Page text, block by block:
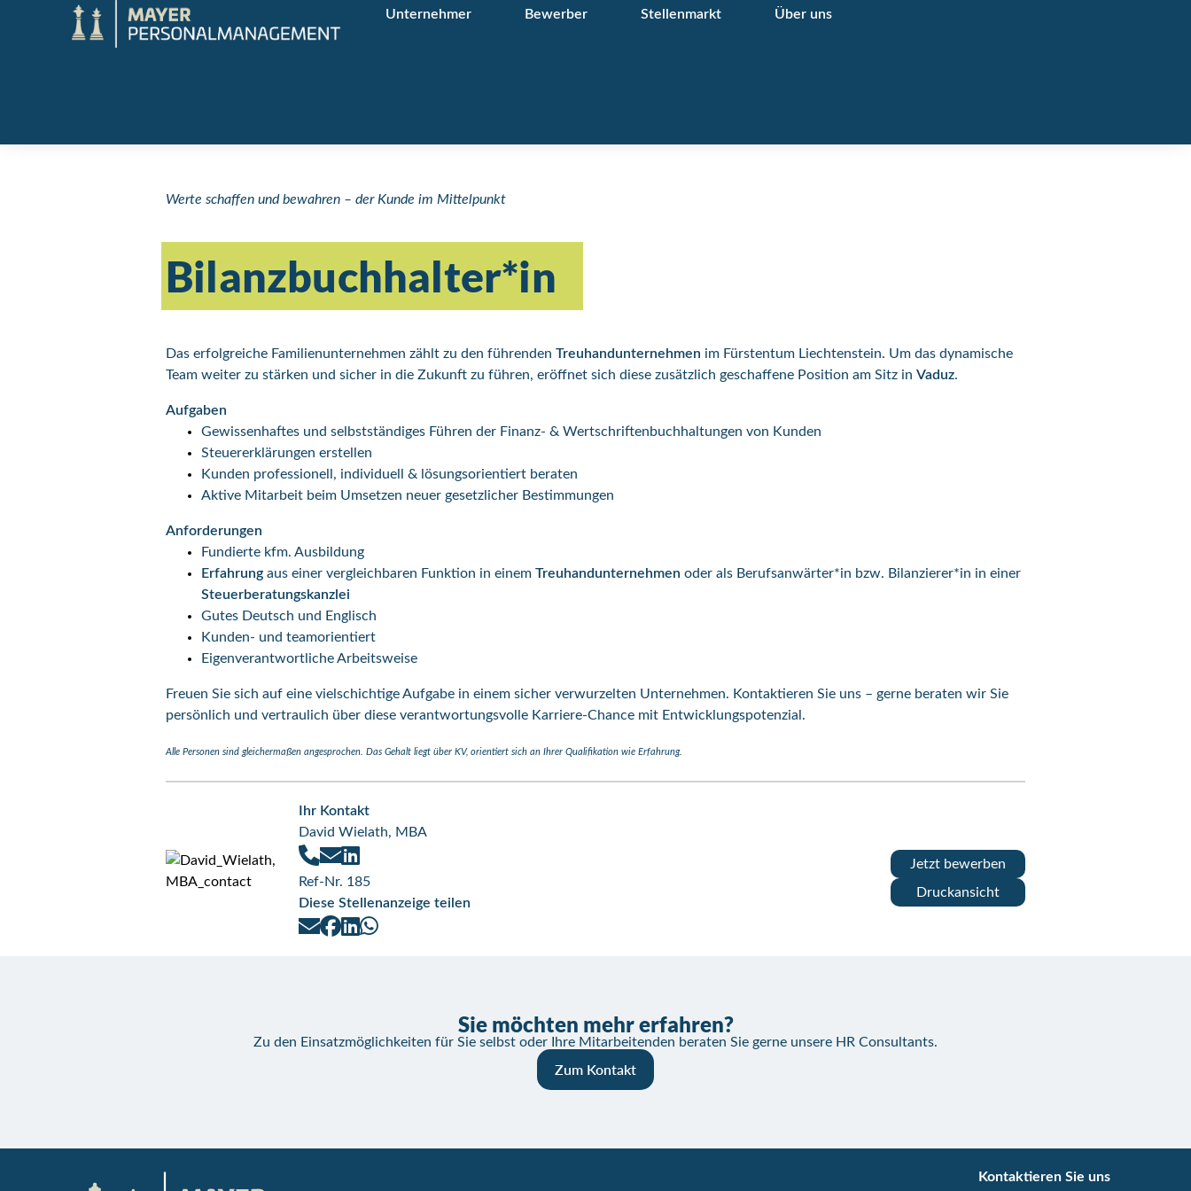
Unternehmer Bewerber Stellenmarkt Über uns
Werte schaffen und bewahren – der Kunde im Mittelpunkt
Bilanzbuchhalter*in
Das erfolg­reiche Familien­unternehmen zählt zu den führenden Treu­hand­unter­nehmen im Fürstentum Liechtenstein. Um das dynamische
Team weiter zu stärken und sicher in die Zukunft zu führen, eröffnet sich diese zusätzlich geschaffene Position am Sitz in Vaduz.
Aufgaben
Gewissenhaftes und selbstständiges Führen der Finanz- & Wertschriftenbuchhaltungen von Kunden
Steuer­erklärungen erstellen
Kunden professionell, individuell & lösungs­orientiert beraten
Aktive Mitarbeit beim Umsetzen neuer gesetzlicher Bestimmungen
Anforderungen
Fundierte kfm. Ausbildung
Erfahrung aus einer vergleich­baren Funktion in einem Treuhand­unternehmen oder als Berufs­anwärter*in bzw. Bilanzierer*in in einer
Steuer­beratungs­kanzlei
Gutes Deutsch und Englisch
Kunden- und team­orientiert
Eigen­verantwortliche Arbeits­weise
Freuen Sie sich auf eine viel­schichtige Aufgabe in einem sicher verwurzelten Unter­nehmen. Kontaktieren Sie uns – gerne beraten wir Sie
persönlich und vertraulich über diese verantwortungsvolle Karriere-Chance mit Entwicklungs­potenzial.
Alle Personen sind gleichermaßen angesprochen. Das Gehalt liegt über KV, orientiert sich an Ihrer Qualifikation wie Erfahrung.
Ihr Kontakt
David Wielath, MBA
Ref-Nr. 185
Diese Stellenanzeige teilen
Jetzt bewerben
Druckansicht
Sie möchten mehr erfahren?
Zu den Einsatzmöglichkeiten für Sie selbst oder Ihre Mitarbeitenden beraten Sie gerne unsere HR Consultants.
Zum Kontakt
Kontaktieren Sie uns